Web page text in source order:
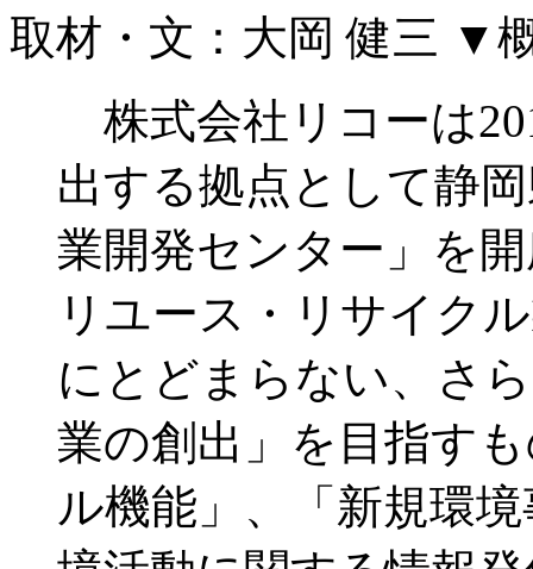
取材・文：大岡 健三 ▼
株式会社リコーは
出する拠点として静
業開発センター」を
リユース・リサイク
にとどまらない、さ
業の創出」を目指す
ル機能」、「新規環